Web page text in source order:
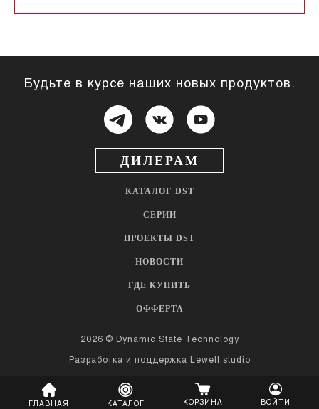
Будьте в курсе наших новых продуктов.
ДИЛЕРАМ
КАТАЛОГ DST
СЕРИИ
ПРОЕКТЫ DST
НОВОСТИ
ГДЕ КУПИТЬ
ОФФЕРТА
2026 © Dynamic State Technology
Разработка и поддержка Lewell.studio
ГЛАВНАЯ КАТАЛОГ КОРЗИНА ВОЙТИ